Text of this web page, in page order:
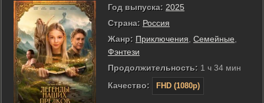
Год выпуска: 2025
Страна: Россия
Жанр: Приключения Семейные
Фэнтези
Продолжительность: 1 ч 34 мин
Качество:
FHD (1080p)